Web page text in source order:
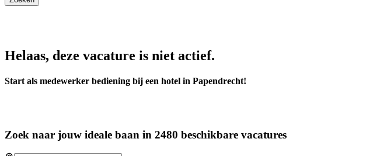
Helaas, deze vacature is niet actief.
Start als medewerker bediening bij een hotel in Papendrecht!
Zoek naar jouw ideale baan in 2480 beschikbare vacatures